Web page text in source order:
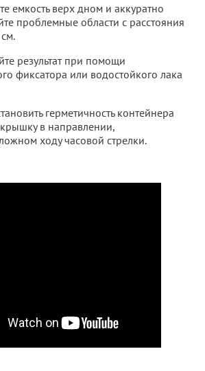
емкость верх дном и аккуратно
проблемные области с расстояния
результат при помощи
фиксатора или водостойкого лака
герметичность контейнера
в направлении,
ходу часовой стрелки.